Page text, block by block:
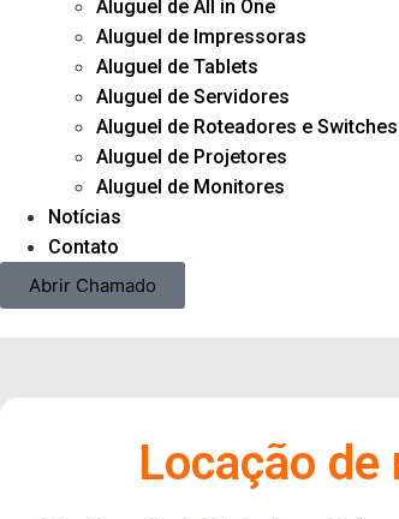
Aluguel de All in One
Aluguel de Impressoras
Aluguel de Tablets
Aluguel de Servidores
Aluguel de Roteadores e Switches
Aluguel de Projetores
Aluguel de Monitores
Notícias
Contato
Abrir Chamado
Locação